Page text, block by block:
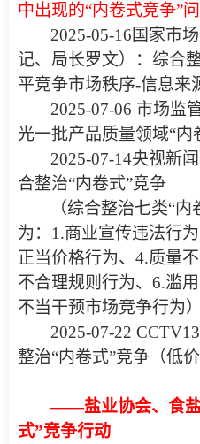
中出现的“内卷式竞争”问
2025-05-16 国家市
记、局长罗文）： 综合
平竞争市场秩序-信息来
2025-07-06 市场监
光一批产品质量领域“内
2025-07-14央视新闻
合整治“内卷式”竞争
（综合整治七类“
为： 1.商业宣传违法行为
正当价格行为、 4.质量
不合理规则行为、 6.滥
不当干预市场竞争行为）
2025-07-22
整治“内卷式”竞争（低
——盐业协会、 食
式”竞争行动